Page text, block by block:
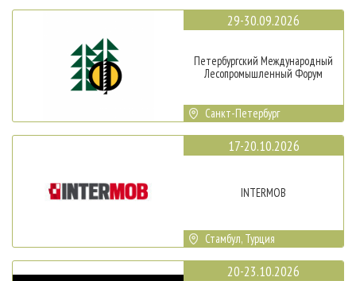
29-30.09.2026
Петербургский Международный
Лесопромышленный Форум
Санкт-Петербург
17-20.10.2026
INTERMOB
Стамбул, Турция
20-23.10.2026